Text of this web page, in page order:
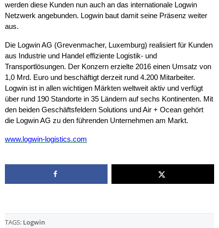
werden diese Kunden nun auch an das internationale Logwin
Netzwerk angebunden. Logwin baut damit seine Präsenz weiter
aus.
Die Logwin AG (Grevenmacher, Luxemburg) realisiert für Kunden
aus Industrie und Handel effiziente Logistik- und
Transportlösungen. Der Konzern erzielte 2016 einen Umsatz von
1,0 Mrd. Euro und beschäftigt derzeit rund 4.200 Mitarbeiter.
Logwin ist in allen wichtigen Märkten weltweit aktiv und verfügt
über rund 190 Standorte in 35 Ländern auf sechs Kontinenten. Mit
den beiden Geschäftsfeldern Solutions und Air + Ocean gehört
die Logwin AG zu den führenden Unternehmen am Markt.
www.logwin-logistics.com
TAGS: Logwin